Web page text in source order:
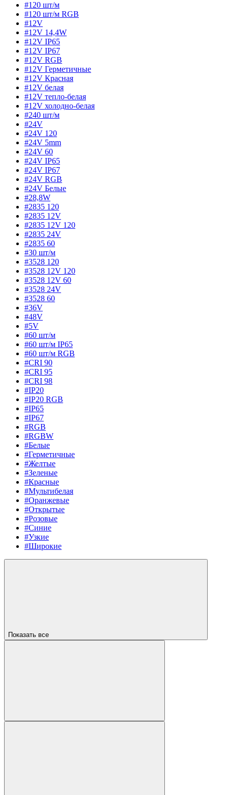
#120 шт/м
#120 шт/м RGB
#12V
#12V 14,4W
#12V IP65
#12V IP67
#12V RGB
#12V Герметичные
#12V Красная
#12V белая
#12V тепло-белая
#12V холодно-белая
#240 шт/м
#24V
#24V 120
#24V 5mm
#24V 60
#24V IP65
#24V IP67
#24V RGB
#24V Белые
#28,8W
#2835 120
#2835 12V
#2835 12V 120
#2835 24V
#2835 60
#30 шт/м
#3528 120
#3528 12V 120
#3528 12V 60
#3528 24V
#3528 60
#36V
#48V
#5V
#60 шт/м
#60 шт/м IP65
#60 шт/м RGB
#CRI 90
#CRI 95
#CRI 98
#IP20
#IP20 RGB
#IP65
#IP67
#RGB
#RGBW
#Белые
#Герметичные
#Желтые
#Зеленые
#Красные
#Мультибелая
#Оранжевые
#Открытые
#Розовые
#Синие
#Узкие
#Широкие
Показать все